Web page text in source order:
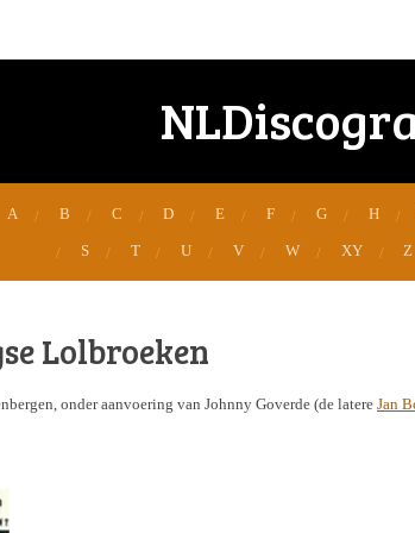
A B C D E F G H
S T U V W XY Z
Lolbroeken
onder aanvoering van Johnny Goverde (de latere Jan